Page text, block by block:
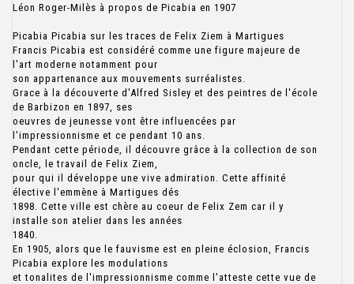
Léon Roger-Milès à propos de Picabia en 1907
Picabia Picabia sur les traces de Felix Ziem à Martigues
Francis Picabia est considéré comme une figure majeure de
l'art moderne notamment pour
son appartenance aux mouvements surréalistes.
Grace à la découverte d'Alfred Sisley et des peintres de l'école
de Barbizon en 1897, ses
oeuvres de jeunesse vont être influencées par
l'impressionnisme et ce pendant 10 ans.
Pendant cette période, il découvre grâce à la collection de son
oncle, le travail de Felix Ziem,
pour qui il développe une vive admiration. Cette affinité
élective l'emmène à Martigues dés
1898. Cette ville est chère au coeur de Felix Zem car il y
installe son atelier dans les années
1840.
En 1905, alors que le fauvisme est en pleine éclosion, Francis
Picabia explore les modulations
et tonalites de l'impressionnisme comme l'atteste cette vue de